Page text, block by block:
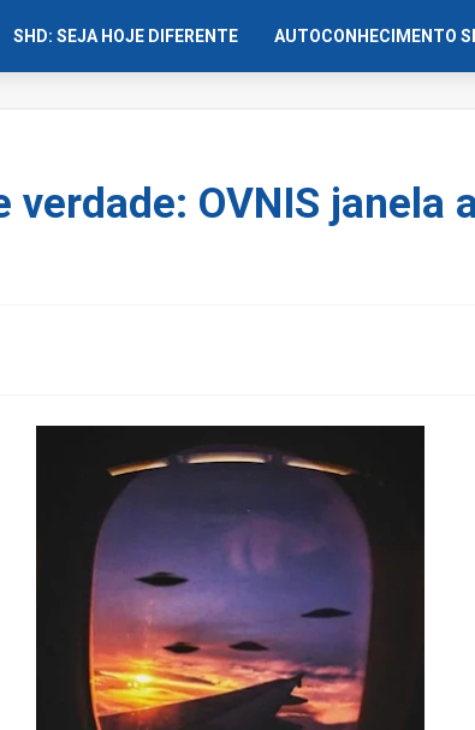
SHD: SEJA HOJE DIFERENTE AUTOCONHECIMENTO
verdade: OVNIS janela